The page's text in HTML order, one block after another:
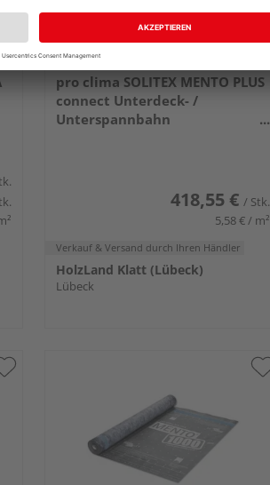
pro clima SOLITEX MENTO PLUS
connect Unterdeck- /
Unterspannbahn
418,55 € / Stk.
5,58 € / m²
Verkauf & Versand durch Ihren Händler
HolzLand Klatt (Lübeck)
Lübeck